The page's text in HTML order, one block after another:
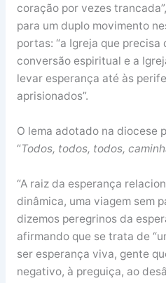
coração por vezes
para um duplo movimento
portas: “a Igreja que precisa
conversão espiritual e a
levar esperança até às
aprisionados”.
O lema adotado na diocese
“Todos, todos, todos,
“A raiz da esperança
dinâmica, uma viagem sem
dizemos peregrinos da
afirmando que se trata de
ser esperança viva, gente
negativo, à preguiça, ao